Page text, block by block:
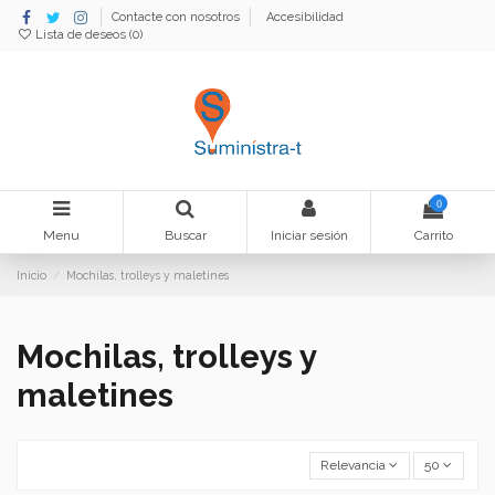
Contacte con nosotros
Accesibilidad
Lista de deseos (0)
Menu Buscar Iniciar sesión
0
Carrito
Inicio Mochilas, trolleys y maletines
Mochilas, trolleys y
maletines
Relevancia 50